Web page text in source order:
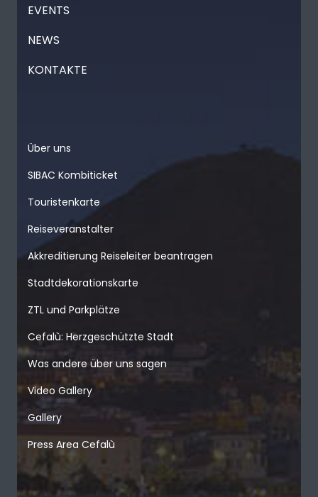
EVENTS
NEWS
KONTAKTE
Über uns
SIBAC Kombiticket
Touristenkarte
Reiseveranstalter
Akkreditierung Reiseleiter beantragen
Stadtdekorationskarte
ZTL und Parkplätze
Cefalù: Herzgeschützte Stadt
Was andere über uns sagen
Video Gallery
Gallery
Press Area Cefalù